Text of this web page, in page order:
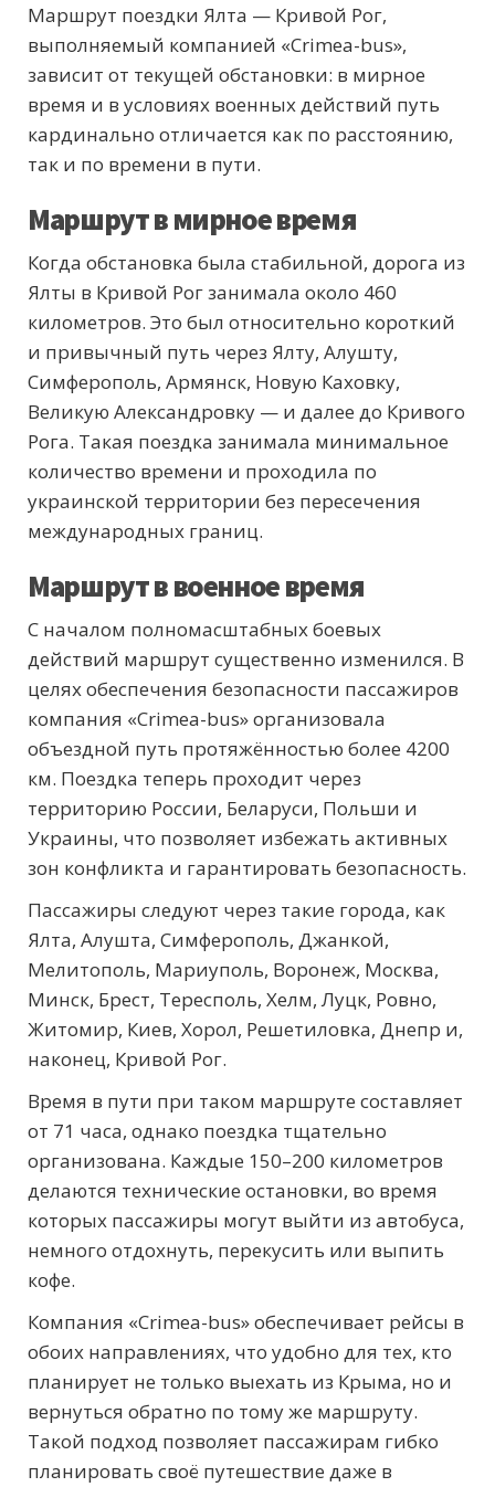
Маршрут поездки Ялта — Кривой Рог,
выполняемый компанией «Crimea-bus»,
зависит от текущей обстановки: в мирное
время и в условиях военных действий путь
кардинально отличается как по расстоянию,
так и по времени в пути.
Маршрут в мирное время
Когда обстановка была стабильной, дорога из
Ялты в Кривой Рог занимала около 460
километров. Это был относительно короткий
и привычный путь через Ялту, Алушту,
Симферополь, Армянск, Новую Каховку,
Великую Александровку — и далее до Кривого
Рога. Такая поездка занимала минимальное
количество времени и проходила по
украинской территории без пересечения
международных границ.
Маршрут в военное время
С началом полномасштабных боевых
действий маршрут существенно изменился. В
целях обеспечения безопасности пассажиров
компания «Crimea-bus» организовала
объездной путь протяжённостью более 4200
км. Поездка теперь проходит через
территорию России, Беларуси, Польши и
Украины, что позволяет избежать активных
зон конфликта и гарантировать безопасность.
Пассажиры следуют через такие города, как
Ялта, Алушта, Симферополь, Джанкой,
Мелитополь, Мариуполь, Воронеж, Москва,
Минск, Брест, Тересполь, Хелм, Луцк, Ровно,
Житомир, Киев, Хорол, Решетиловка, Днепр и,
наконец, Кривой Рог.
Время в пути при таком маршруте составляет
от 71 часа, однако поездка тщательно
организована. Каждые 150–200 километров
делаются технические остановки, во время
которых пассажиры могут выйти из автобуса,
немного отдохнуть, перекусить или выпить
кофе.
Компания «Crimea-bus» обеспечивает рейсы в
обоих направлениях, что удобно для тех, кто
планирует не только выехать из Крыма, но и
вернуться обратно по тому же маршруту.
Такой подход позволяет пассажирам гибко
планировать своё путешествие даже в